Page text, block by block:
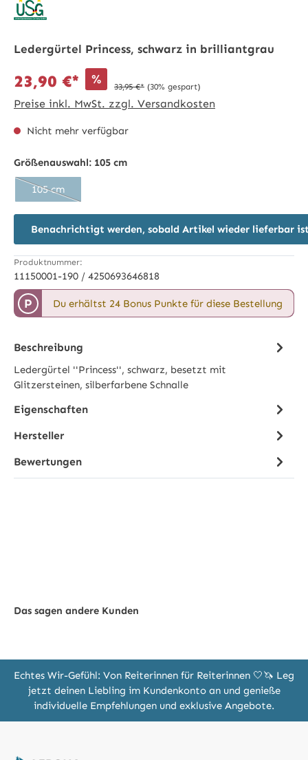
Ledergürtel Princess, schwarz in brilliantgrau
23,90 €* % 33,95 €* (30% gespart)
Preise inkl. MwSt. zzgl. Versandkosten
Nicht mehr verfügbar
Größenauswahl: 105 cm
105 cm
(Diese Option ist zurzeit nicht verfügbar.)
Benachrichtigt werden, sobald Artikel wieder lieferbar
Produktnummer:
11150001-190 / 4250693646818
P Du erhältst 24 Bonus Punkte für diese Bestellung
Beschreibung
Ledergürtel ''Princess'', schwarz, besetzt mit
Glitzersteinen, silberfarbene Schnalle
Eigenschaften
Hersteller
Bewertungen
Das sagen andere Kunden
Echtes Wir-Gefühl: Von Reiterinnen für Reiterinnen 🤍🦄 Leg
jetzt deinen Liebling im Kundenkonto an und genieße
individuelle Empfehlungen und exklusive Angebote.